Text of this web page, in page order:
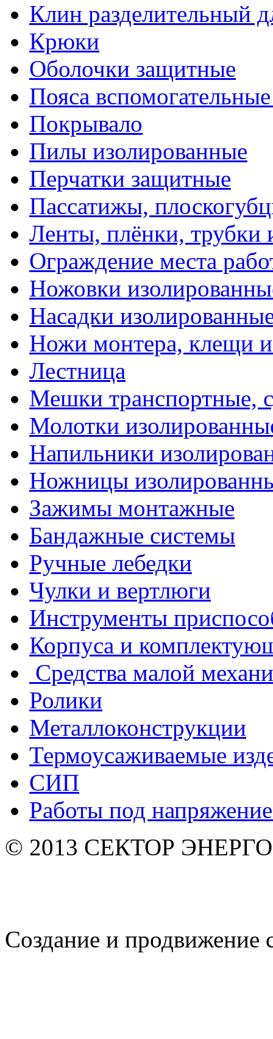
Клин разделительный
Крюки
Оболочки защитные
Пояса
Покрывало
Пилы изолированные
Перчатки защитные
Пассатижы,
Ленты, плёнки, трубки
Ограждение места
Ножовки
Насадки
Ножи монтера, клещи
Лестница
Мешки транспортные,
Молотки
Напильники
Ножницы
Зажимы монтажные
Бандажные системы
Ручные лебедки
Чулки и вертлюги
Инструменты
Корпуса и
Средства малой
Ролики
Металлоконструкции
Термоусаживаемые
СИП
Работы под
© 2013 СЕКТОР ЭНЕРГО.
Создание и продвижение